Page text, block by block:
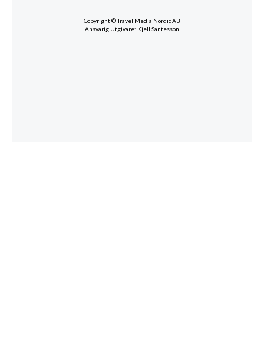
Copyright © Travel Media Nordic AB
Ansvarig Utgivare: Kjell Santesson